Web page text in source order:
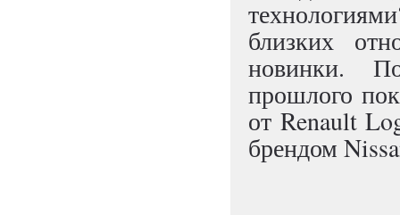
близких
новинки.
прошлого
от Renault
брендом